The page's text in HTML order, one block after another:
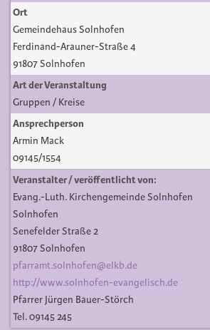
Ort
Gemeindehaus Solnhofen
Ferdinand-Arauner-Straße 4
91807 Solnhofen
Art der Veranstaltung
Gruppen / Kreise
Ansprechperson
Armin Mack
09145/1554
Veranstalter / veröffentlicht von:
Evang.-Luth. Kirchengemeinde Solnhofen
Solnhofen
Senefelder Straße 2
91807 Solnhofen
pfarramt.solnhofen@elkb.de
http://www.solnhofen-evangelisch.de
Pfarrer Jürgen Bauer-Störch
Tel. 09145 245